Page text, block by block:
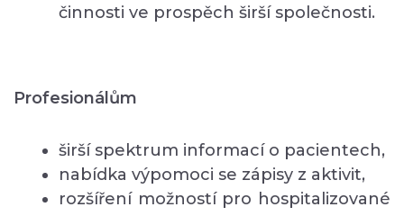
činnosti ve prospěch širší společnosti.
Profesionálům
širší spektrum informací o pacientech,
nabídka výpomoci se zápisy z aktivit,
rozšíření možností pro hospitalizované